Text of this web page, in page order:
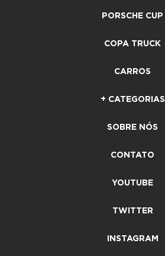
PORSCHE CUP
COPA TRUCK
CARROS
+ CATEGORIAS
SOBRE NÓS
CONTATO
YOUTUBE
TWITTER
INSTAGRAM